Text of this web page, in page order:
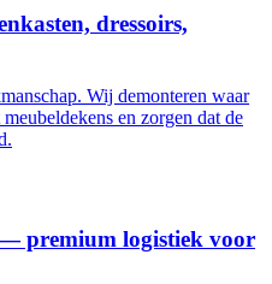
dressoirs,
Wij demonteren waar
en zorgen dat de
— premium logistiek voor